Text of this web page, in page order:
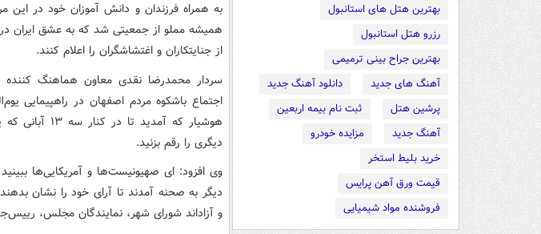
بهترین هتل های استانبول
رزرو هتل استانبول
بهترین جراح بینی ترمیمی
آهنگ های جدید
دانلود آهنگ جدید
پرشین هتل
ثبت نام بیمه اربعین
آهنگ جدید
مزایده خودرو
خرید بلیط استخر
قیمت ورق آهن پرایس
فروشنده مواد شیمیایی
به همراه فرزندان و دانش آموزان خود در این
از جنایتکاران و اغتشاشگران را اعلام کنند.
سردار محمدرضا نقدی معاون هماهنگ کننده
دیگری را رقم بزنید.
وی افزود: ای صهیونیست‌ها و آمریکایی‌ها
دیگر به صحنه آمدند تا آرای خود را نشان
و آزاداند شورای شهر، نمایندگان مجلس،